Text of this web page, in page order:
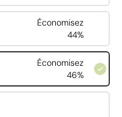
Économisez
44%
Économisez
46%